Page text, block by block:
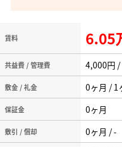
賃料 6.05
共益費 / 管理費 4,000円 /
敷金 / 礼金 0ヶ月 / 1
保証金 0ヶ月
敷引 / 償却 0ヶ月 / -